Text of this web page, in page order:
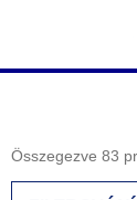
Összegezve 83